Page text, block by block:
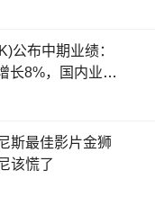
公布中期业绩：
长8%，国内业务
斯最佳影片金狮
该慌了